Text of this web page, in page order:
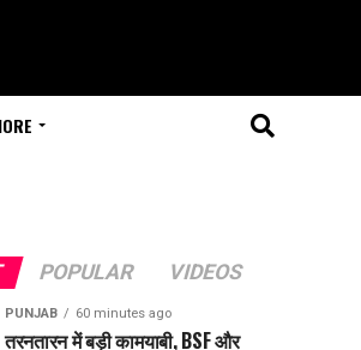
POPULAR VIDEOS
PUNJAB 60 minutes ago
तरनतारन में बड़ी कामयाबी, BSF और